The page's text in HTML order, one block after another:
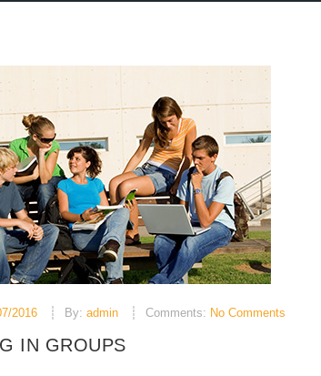
2016 By: admin Comments: No Comments
IN GROUPS